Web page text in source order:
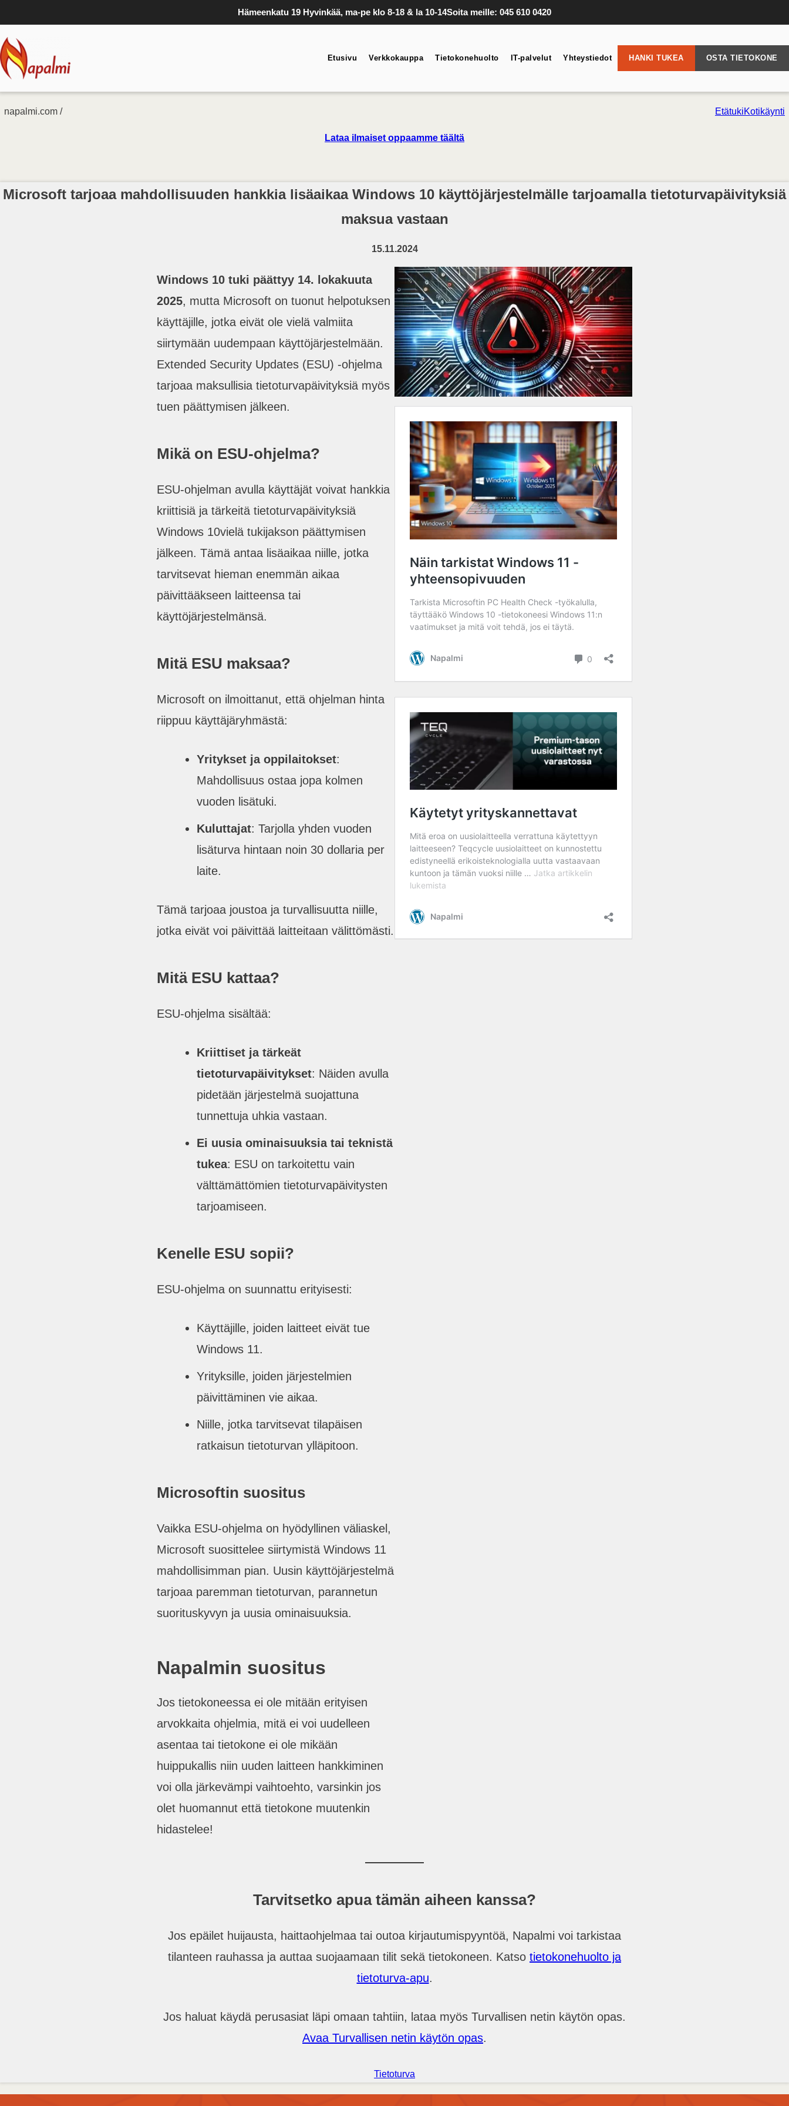
Hämeenkatu 19 Hyvinkää, ma-pe klo 8-18 & la 10-14Soita meille: 045 610 0420
Etusivu Verkkokauppa Tietokonehuolto IT-palvelut Yhteystiedot HANKI TUKEA OSTA TIETOKONE
napalmi.com / EtätukiKotikäynti
Lataa ilmaiset oppaamme täältä
Microsoft tarjoaa mahdollisuuden hankkia lisäaikaa Windows 10 käyttöjärjestelmälle tarjoamalla tietoturvapäivityksiä
maksua vastaan
15.11.2024
Windows 10 tuki päättyy 14. lokakuuta
2025, mutta Microsoft on tuonut helpotuksen
käyttäjille, jotka eivät ole vielä valmiita
siirtymään uudempaan käyttöjärjestelmään.
Extended Security Updates (ESU) -ohjelma
tarjoaa maksullisia tietoturvapäivityksiä myös
tuen päättymisen jälkeen.
Mikä on ESU-ohjelma?
ESU-ohjelman avulla käyttäjät voivat hankkia
kriittisiä ja tärkeitä tietoturvapäivityksiä
Windows 10vielä tukijakson päättymisen
jälkeen. Tämä antaa lisäaikaa niille, jotka
tarvitsevat hieman enemmän aikaa
päivittääkseen laitteensa tai
käyttöjärjestelmänsä.
Mitä ESU maksaa?
Microsoft on ilmoittanut, että ohjelman hinta
riippuu käyttäjäryhmästä:
Yritykset ja oppilaitokset:
Mahdollisuus ostaa jopa kolmen
vuoden lisätuki.
Kuluttajat: Tarjolla yhden vuoden
lisäturva hintaan noin 30 dollaria per
laite.
Tämä tarjoaa joustoa ja turvallisuutta niille,
jotka eivät voi päivittää laitteitaan välittömästi.
Mitä ESU kattaa?
ESU-ohjelma sisältää:
Kriittiset ja tärkeät
tietoturvapäivitykset: Näiden avulla
pidetään järjestelmä suojattuna
tunnettuja uhkia vastaan.
Ei uusia ominaisuuksia tai teknistä
tukea: ESU on tarkoitettu vain
välttämättömien tietoturvapäivitysten
tarjoamiseen.
Kenelle ESU sopii?
ESU-ohjelma on suunnattu erityisesti:
Käyttäjille, joiden laitteet eivät tue
Windows 11.
Yrityksille, joiden järjestelmien
päivittäminen vie aikaa.
Niille, jotka tarvitsevat tilapäisen
ratkaisun tietoturvan ylläpitoon.
Microsoftin suositus
Vaikka ESU-ohjelma on hyödyllinen väliaskel,
Microsoft suosittelee siirtymistä Windows 11
mahdollisimman pian. Uusin käyttöjärjestelmä
tarjoaa paremman tietoturvan, parannetun
suorituskyvyn ja uusia ominaisuuksia.
Napalmin suositus
Jos tietokoneessa ei ole mitään erityisen
arvokkaita ohjelmia, mitä ei voi uudelleen
asentaa tai tietokone ei ole mikään
huippukallis niin uuden laitteen hankkiminen
voi olla järkevämpi vaihtoehto, varsinkin jos
olet huomannut että tietokone muutenkin
hidastelee!
Tarvitsetko apua tämän aiheen kanssa?
Jos epäilet huijausta, haittaohjelmaa tai outoa kirjautumispyyntöä, Napalmi voi tarkistaa
tilanteen rauhassa ja auttaa suojaamaan tilit sekä tietokoneen. Katso tietokonehuolto ja
tietoturva-apu.
Jos haluat käydä perusasiat läpi omaan tahtiin, lataa myös Turvallisen netin käytön opas.
Avaa Turvallisen netin käytön opas.
Tietoturva